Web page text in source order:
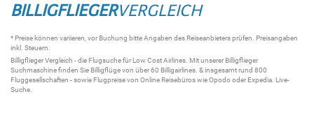
BILLIGFLIEGERVERGLEICH
* Preise können variieren, vor Buchung bitte Angaben des Reiseanbieters prüfen. Preisangaben
inkl. Steuern.
BilligfliegerVergleich - die Flugsuchefür Low Cost Airlines. Mit unsererBilligflieger
Suchmaschinefinden Sie Billigflügevon über 60 Billigairlines . & insgesamt rund 800
Fluggesellschaften - sowie Flugpreise von Online Reisebüros wie Opodo oder Expedia. Live-
Suche